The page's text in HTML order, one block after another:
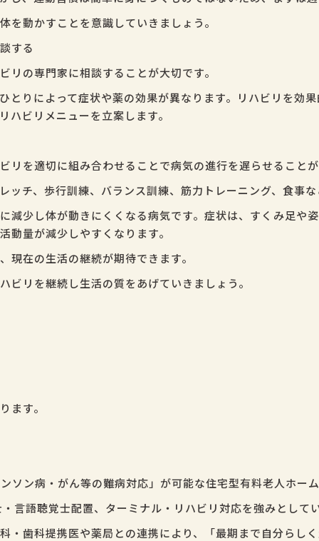
を動かすことを意識していきましょう。
する
リの専門家に相談することが大切です。
とりによって症状や薬の効果が異なります。リハビリを効
ハビリメニューを立案します。
リを適切に組み合わせることで病気の進行を遅らせること
ッチ、歩行訓練、バランス訓練、筋力トレーニング、食事
減少し体が動きにくくなる病気です。症状は、すくみ足や
動量が減少しやすくなります。
現在の生活の継続が期待できます。
ビリを継続し生活の質をあげていきましょう。
ます。
ソン病・がん等の難病対応」が可能な住宅型有料老人ホー
言語聴覚士配置、ターミナル・リハビリ対応を強みとして
・歯科提携医や薬局との連携により、「最期まで自分らし